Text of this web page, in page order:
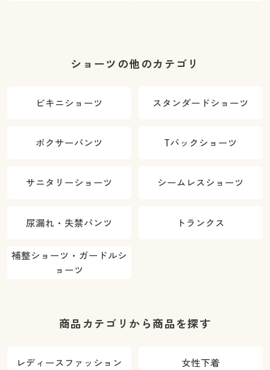
ショーツの他のカテゴリ
ビキニショーツ スタンダードショーツ
ボクサーパンツ Tバックショーツ
サニタリーショーツ シームレスショーツ
尿漏れ・失禁パンツ トランクス
補整ショーツ・ガードルシ
ョーツ
商品カテゴリから商品を探す
レディースファッション 女性下着